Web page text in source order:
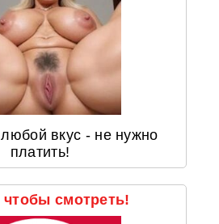
вкус - не нужно
платить!
смотреть!